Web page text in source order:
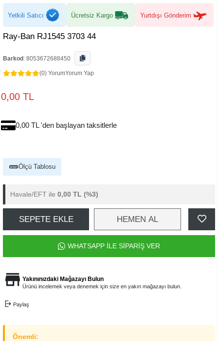
Yetkili Satıcı Ücretsiz Kargo Yurtdışı Gönderim
Ray-Ban RJ1545 3703 44
Barkod : 8053672688450
(0) YorumYorum Yap
0,00 TL
0,00 TL 'den başlayan taksitlerle
Ölçü Tablosu
Havale/EFT ile 0,00 TL (%3)
SEPETE EKLE HEMEN AL
WHATSAPP İLE SİPARİŞ VER
Yakınınızdaki Mağazayı Bulun
Ürünü incelemek veya denemek için size en yakın mağazayı bulun.
Paylaş
Önemli: